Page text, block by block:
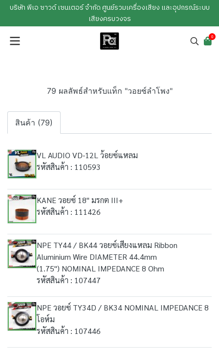
บริษัท พีเอ ซาวด์ เซนเตอร์ จำกัด ศูนย์รวมเครื่องเสียง และอุปกรณ์ระบบ
เสียงครบวงจร
0
79 ผลลัพธ์สำหรับแท็ก "วอยซ์ลำโพง"
สินค้า (79)
VL AUDIO VD-12L ว้อยซ์แหลม
รหัสสินค้า : 110593
KANE วอยซ์ 18" มรกต III+
รหัสสินค้า : 111426
NPE TY44 / BK44 วอยซ์เสียงแหลม Ribbon
Aluminium Wire DIAMETER 44.4mm
(1.75") NOMINAL IMPEDANCE 8 Ohm
รหัสสินค้า : 107447
NPE วอยซ์ TY34D / BK34 NOMINAL IMPEDANCE 8
โอห์ม
รหัสสินค้า : 107446